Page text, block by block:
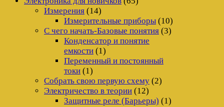
Измерения (14)
Измерительные приборы (10)
С чего начать-Базовые понятия (3)
Конденсатор и понятие
емкости (1)
Переменный и постоянный
токи (1)
Собрать свою первую схему (2)
Электричество в теории (12)
Защитные реле (Барьеры) (1)